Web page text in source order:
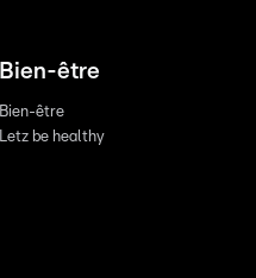
Bien-être
Bien-être
Letz be healthy